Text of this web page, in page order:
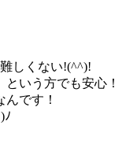
しくない!(^^)!
という方でも安心！
です！
ﾉ